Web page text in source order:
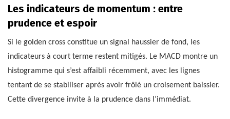
Les indicateurs de momentum : entre
prudence et espoir
Si le golden cross constitue un signal haussier de fond, les
indicateurs à court terme restent mitigés. Le MACD montre un
histogramme qui s’est affaibli récemment, avec les lignes
tentant de se stabiliser après avoir frôlé un croisement baissier.
Cette divergence invite à la prudence dans l’immédiat.